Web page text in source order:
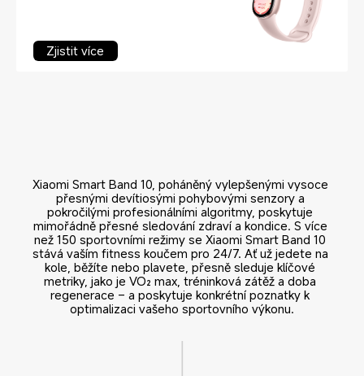
Zjistit více
Xiaomi Smart Band 10, poháněný vylepšenými vysoce
přesnými devítiosými pohybovými senzory a
pokročilými profesionálními algoritmy, poskytuje
mimořádně přesné sledování zdraví a kondice. S více
než 150 sportovními režimy se Xiaomi Smart Band 10
stává vaším fitness koučem pro 24/7. Ať už jedete na
kole, běžíte nebo plavete, přesně sleduje klíčové
metriky, jako je VO₂ max, tréninková zátěž a doba
regenerace – a poskytuje konkrétní poznatky k
optimalizaci vašeho sportovního výkonu.